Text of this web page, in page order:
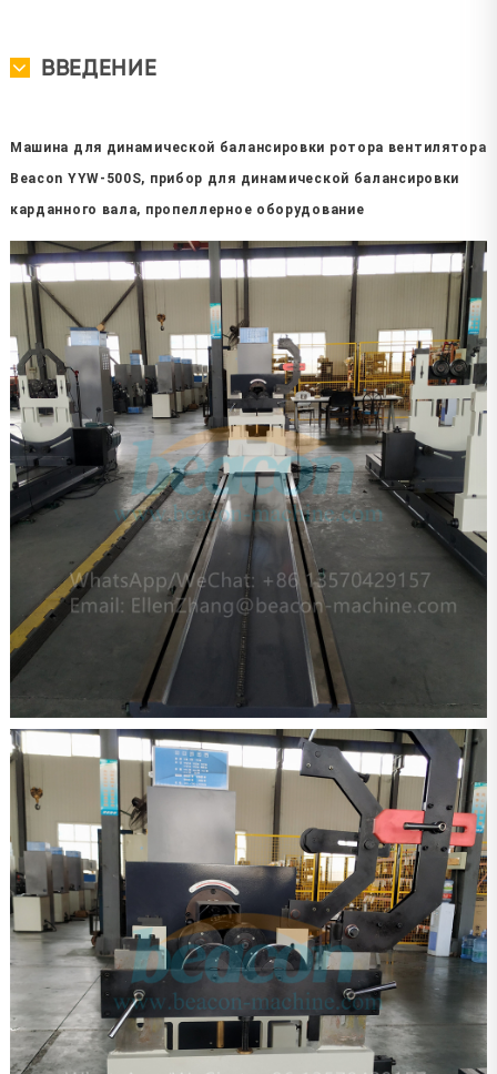
ВВЕДЕНИЕ
Машина для динамической балансировки ротора вентилятора
Beacon YYW-500S, прибор для динамической балансировки
карданного вала, пропеллерное оборудование